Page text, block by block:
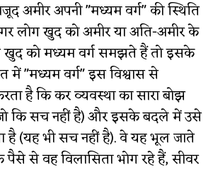
अमीर अपनी "मध्यम वर्ग" की स्थिति
लोग खुद को अमीर या अति-अमीर के
को मध्यम वर्ग समझते हैं तो इसके
में "मध्यम वर्ग" इस विश्वास से
है कि कर व्यवस्था का सारा बोझ
कि सच नहीं है) और इसके बदले में उसे
है (यह भी सच नहीं है). वे यह भूल जाते
से वह विलासिता भोग रहे हैं, सीवर